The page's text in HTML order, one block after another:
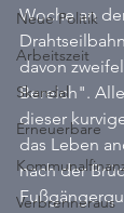
Neue Politik
Arbeitszeit
Skandal
Erneuerbare
Verbrenneraus
Woche an
davon
Bereich".
dieser
das Leben
nach der